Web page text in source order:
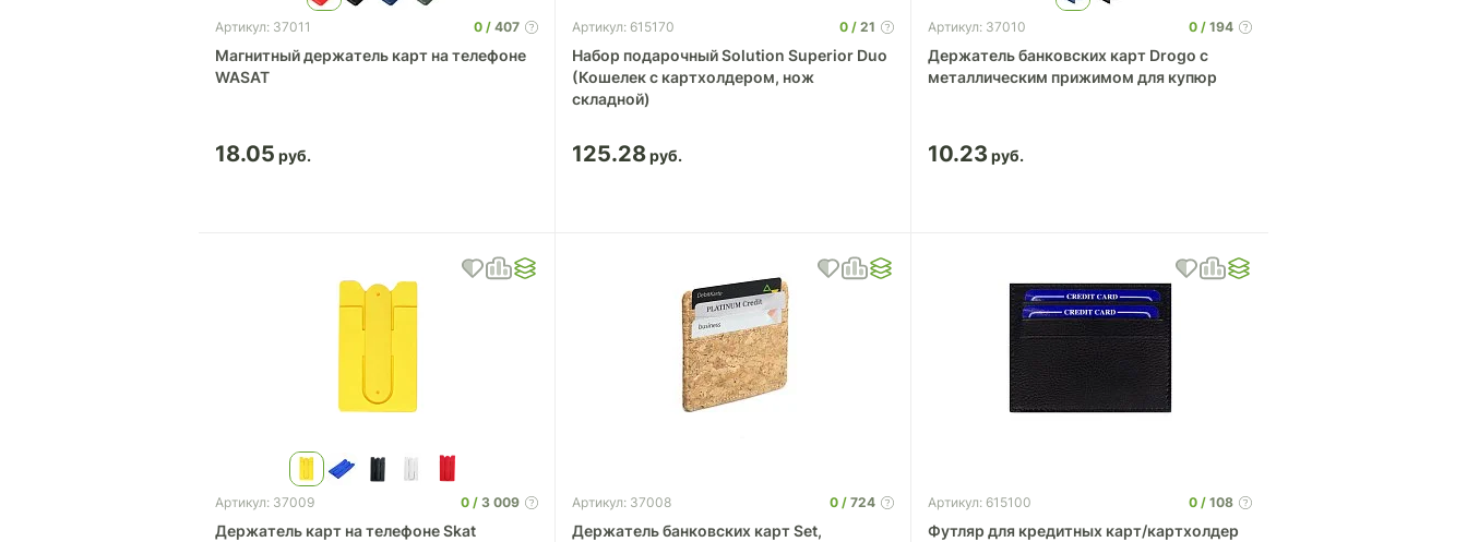
Артикул: 37011 0 407
Магнитный держатель карт на телефоне
WASAT
18.05
Артикул: 615170 0 21
Набор подарочный Solution Superior Duo
(Кошелек с картхолдером, нож
складной)
125.28
Артикул: 37010 0 194
Держатель банковских карт Drogo с
металлическим прижимом для купюр
10.23
Артикул: 37009 0 3 009
Держатель карт на телефоне Skat
Артикул: 37008 0 724
Держатель банковских карт Set,
Артикул: 615100 0 108
Футляр для кредитных карт/картхолдер